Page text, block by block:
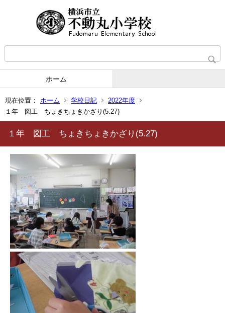
ホーム
現在位置： ホーム 学校日記
2022年度
１年 図工 ちょきちょきかざり(5.27)
１年 図工 ちょきちょきかざり(5.27)